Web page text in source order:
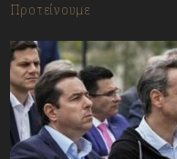
Προτείνουμε